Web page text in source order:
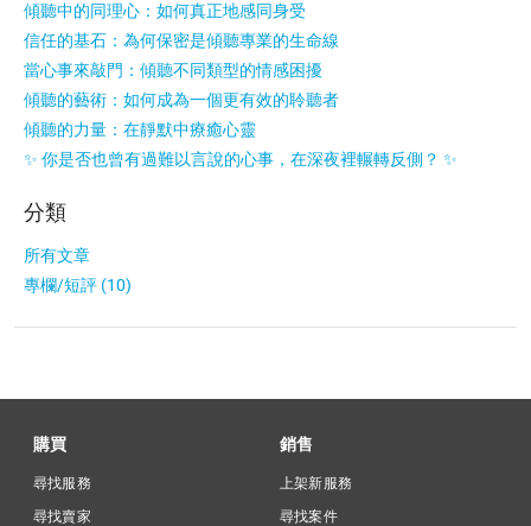
傾聽中的同理心：如何真正地感同身受
信任的基石：為何保密是傾聽專業的生命線
當心事來敲門：傾聽不同類型的情感困擾
傾聽的藝術：如何成為一個更有效的聆聽者
傾聽的力量：在靜默中療癒心靈
✨ 你是否也曾有過難以言說的心事，在深夜裡輾轉反側？ ✨
分類
所有文章
專欄/短評 (10)
購買
尋找服務
尋找賣家
銷售
上架新服務
尋找案件